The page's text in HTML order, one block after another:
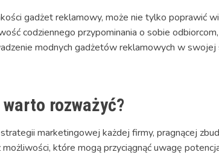
gadżet reklamowy, może nie tylko poprawić
codziennego przypominania o sobie
modnych gadżetów reklamowych w
rozważyć?
marketingowej każdej firmy, pragnącej
które mogą przyciągnąć uwagę